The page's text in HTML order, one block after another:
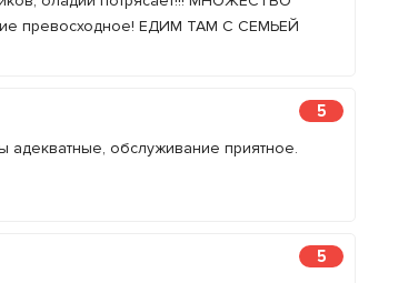
превосходное! ЕДИМ ТАМ С СЕМЬЕЙ
5
обслуживание приятное.
5